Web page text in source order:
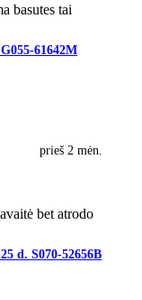
basutes tai
61642M
prieš 2 mėn.
bet atrodo
d. S070-52656B